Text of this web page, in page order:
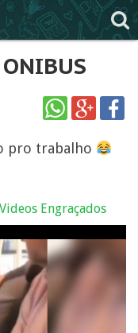
pro trabalho
Videos Engraçados